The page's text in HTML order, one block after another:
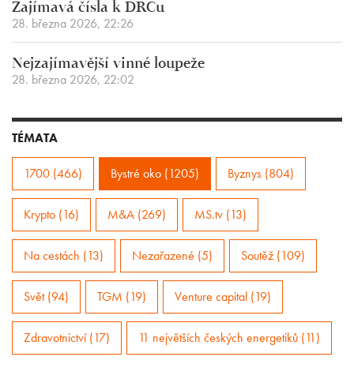
Zajímavá čísla k DRCu
28. března 2026, 22:26
Nejzajímavější vinné loupeže
28. března 2026, 22:02
TÉMATA
1700 (466) Bystré oko (1205) Byznys (804)
Krypto (16) M&A (269) MS.tv (13)
Na cestách (13) Nezařazené (5) Soutěž (109)
Svět (94) TGM (19) Venture capital (19)
Zdravotnictví (17) 11 největších českých energetiků (11)